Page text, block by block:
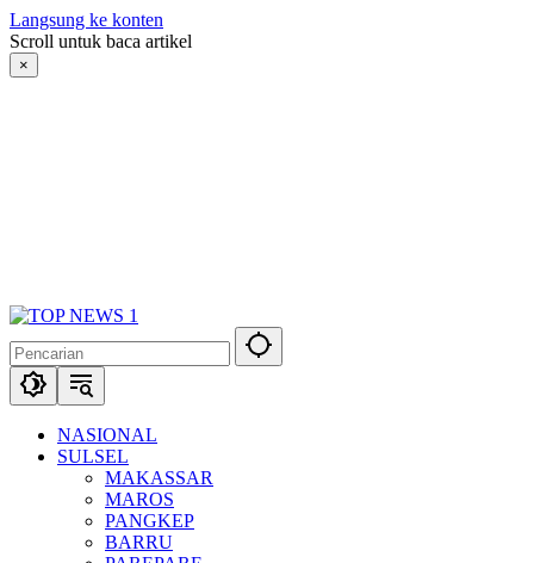
Langsung ke konten
Scroll untuk baca artikel
×
NASIONAL
SULSEL
MAKASSAR
MAROS
PANGKEP
BARRU